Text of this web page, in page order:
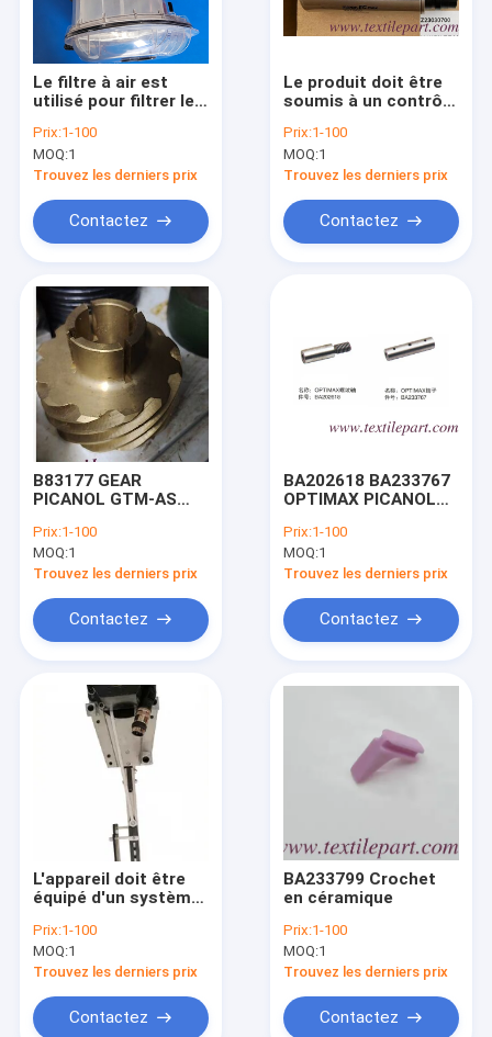
Visite d'usine
Contrôle de la qualité
nouvelles
Demande de soumission
Parties à tisser de projectiles Sulzer
Parties de métiers à tisser
Parties à tissu de PICANOL
Parties de métiers à tisser de Vamatex
pièces de métiers à tisser
Parties à tissu de TOYOTA
Parties de métiers à tisser Tsudakoma
Parties de machines à dessiner des poussières
Parties d'alimentation en matière organique
Parties de l'objet
Autres pièces de tissu
Parties pour les véhicules
Nouvelles
Le filtre à air est
utilisé pour filtrer le
Prix:1-100
MOQ:1
Trouvez les derniers prix
Contactez
Le produit doit être
soumis à un contrôle
Prix:1-100
MOQ:1
Trouvez les derniers prix
Contactez
B83177 GEAR
PICANOL GTM-AS
Prix:1-100
MOQ:1
Trouvez les derniers prix
Contactez
BA202618 BA233767
OPTIMAX PICANOL
tissu à tisser
Prix:1-100
MOQ:1
Trouvez les derniers prix
Contactez
L'appareil doit être
équipé d'un système
qualité.
Prix:1-100
MOQ:1
Trouvez les derniers prix
Contactez
BA233799 Crochet
en céramique
Prix:1-100
MOQ:1
Trouvez les derniers prix
Contactez